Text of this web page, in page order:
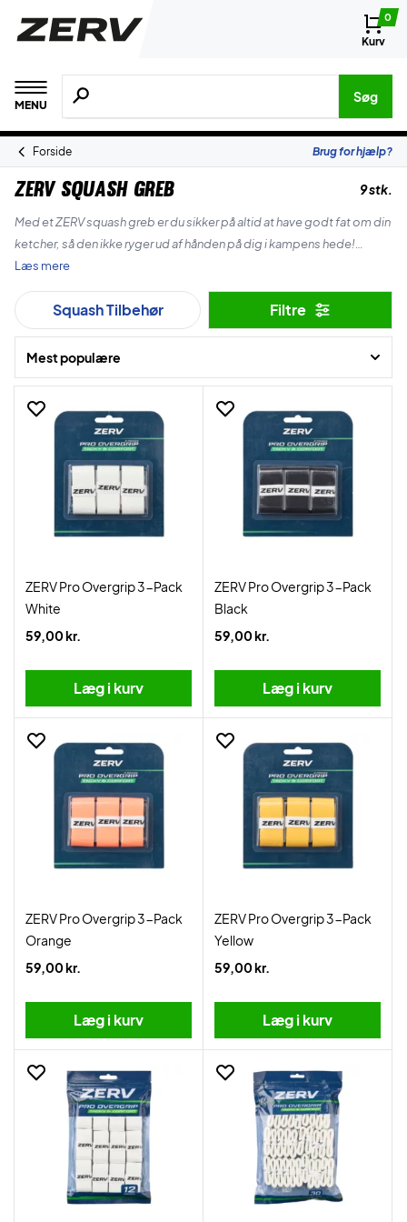
0
Kurv
MENU
Søg efter produkter, mærker etc.
Søg
Forside Brug for hjælp?
ZERV Squash Greb 9 stk.
Med et ZERV squash greb er du sikker på altid at have godt fat om din
ketcher, så den ikke ryger ud af hånden på dig i kampens hede!
kan gøre det sværere at holde godt fat om din ketcher!
Læs mere
Squash Tilbehør Filtre
Mest populære
ZERV Pro Overgrip 3-Pack
White
59,00 kr.
Læg i kurv
ZERV Pro Overgrip 3-Pack
Black
59,00 kr.
Læg i kurv
ZERV Pro Overgrip 3-Pack
Orange
59,00 kr.
Læg i kurv
ZERV Pro Overgrip 3-Pack
Yellow
59,00 kr.
Læg i kurv